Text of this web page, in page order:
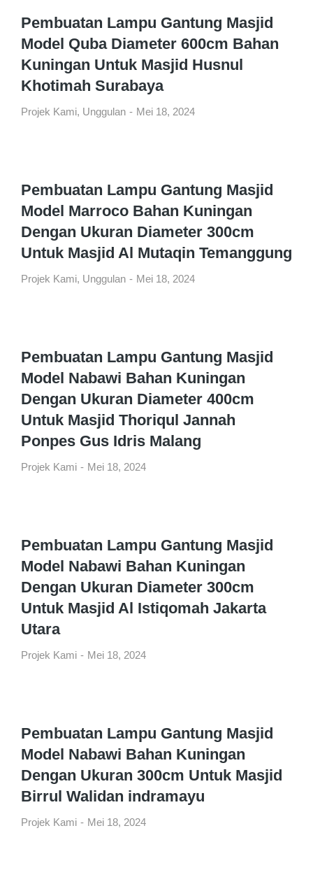
Pembuatan Lampu Gantung Masjid
Model Quba Diameter 600cm Bahan
Kuningan Untuk Masjid Husnul
Khotimah Surabaya
Projek Kami, Unggulan Mei 18, 2024
Pembuatan Lampu Gantung Masjid
Model Marroco Bahan Kuningan
Dengan Ukuran Diameter 300cm
Untuk Masjid Al Mutaqin Temanggung
Projek Kami, Unggulan Mei 18, 2024
Pembuatan Lampu Gantung Masjid
Model Nabawi Bahan Kuningan
Dengan Ukuran Diameter 400cm
Untuk Masjid Thoriqul Jannah
Ponpes Gus Idris Malang
Projek Kami Mei 18, 2024
Pembuatan Lampu Gantung Masjid
Model Nabawi Bahan Kuningan
Dengan Ukuran Diameter 300cm
Untuk Masjid Al Istiqomah Jakarta
Utara
Projek Kami Mei 18, 2024
Pembuatan Lampu Gantung Masjid
Model Nabawi Bahan Kuningan
Dengan Ukuran 300cm Untuk Masjid
Birrul Walidan indramayu
Projek Kami Mei 18, 2024